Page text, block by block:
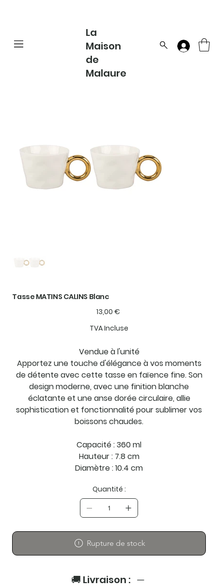
La
Maison
de
Malaure
Tasse MATINS CALINS Blanc
Prix
13,00 €
TVA Incluse
Vendue à l'unité
Apportez une touche d'élégance à vos moments
de détente avec cette tasse en faïence fine. Son
design moderne, avec une finition blanche
éclatante et une anse dorée circulaire, allie
sophistication et fonctionnalité pour sublimer vos
boissons chaudes.
Capacité : 360 ml
Hauteur : 7.8 cm
Diamètre : 10.4 cm
Quantité :
Rupture de stock
🚚 Livraison :